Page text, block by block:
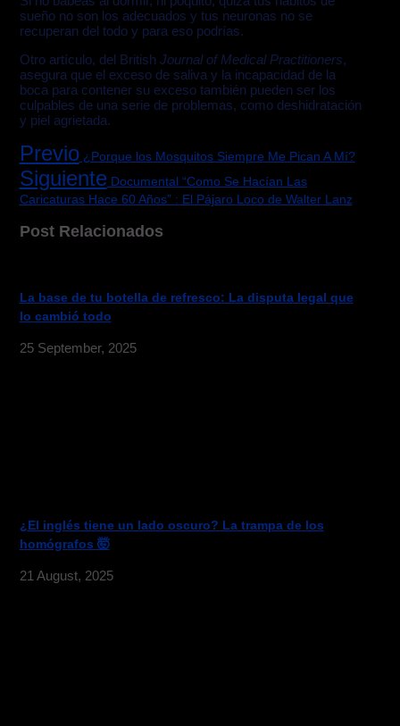
sueño no son los adecuados y tus neuronas no se
recuperan del todo y para eso podrías.
Otro artículo, del British Journal of Medical Practitioners,
asegura que el exceso de saliva y la incapacidad de la
boca para contener su exceso también pueden ser los
culpables de una serie de problemas, como deshidratación
y piel agrietada.
Previo¿Porque los Mosquitos Siempre Me Pican A Mí?
SiguienteDocumental “Como Se Hacían Las
Caricaturas Hace 60 Años” : El Pájaro Loco de Walter Lanz
Post Relacionados
La base de tu botella de refresco: La disputa legal que
lo cambió todo
25 September, 2025
¿El inglés tiene un lado oscuro? La trampa de los
homógrafos 🤯
21 August, 2025